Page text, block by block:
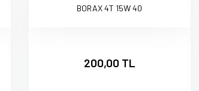
BORAX 4T 15W 40
200,00 TL